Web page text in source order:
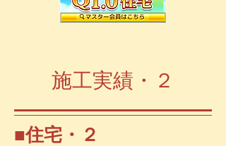
​施工実績・２
​■住宅・２